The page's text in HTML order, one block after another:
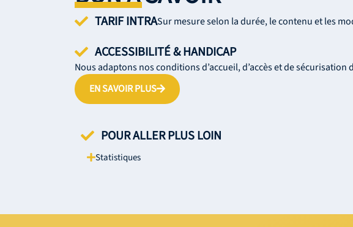
TARIF INTRASur mesure selon la durée, le contenu et les
ACCESSIBILITÉ & HANDICAP
Nous adaptons nos conditions d’accueil, d’accès et de
EN SAVOIR PLUS
POUR ALLER PLUS LOIN
Statistiques